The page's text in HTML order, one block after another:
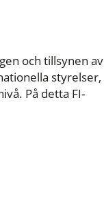
och tillsynen av
styrelser,
På detta FI-